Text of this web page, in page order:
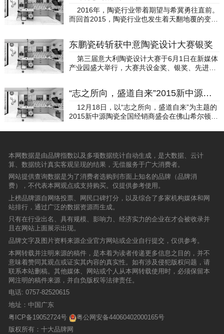
公司的核心业务是：小家电类、门窗五金类、水
暖器材类、高尔夫球球头推杆。MIM工艺解决了
目前传统工艺的几个痛点：1、材料上，解决传
决了精铸工艺交货时效长，小件没法量产的问题
3、成本上，解决了传统CNC加工高投资和高制
造成本的问题4、环保，零排放，绿色制造20年
来一直秉承：创新才是硬道理的理念，一直坚持
造的新型营销咨询公司，重点帮扶门窗中小型企
业，以企业的发展与需求为出发点，整合有利资
源，形成营销项目并组成专业服务团队，解决企
业在生产、研发、运营、推广、招商、销售等各
城）精准广告推流、凌芸商学院项目、精准招商
项目、抖音传播项目、GPT智能客服项目、正品
家居防伪查询、广告认证项目、品牌力提升项
目、产品卖点打造项目、VI/SI形象设计项目、店
度，通过对商户在红星美凯龙商场进营期间的信
用行为，进行一定的信用数据累积并进行相应的
评定分级，商户信用等级由高到低分为：五星级
一星级商户、以体现商户信用的情况。 雅士高
夫陶瓷进驻中山南区红星美凯龙以来，竭诚的为
中山消费者提供精诚服务，一站式的为消费者打
造现代、时尚国际和尊贵的个性舒适空间。在顾
良好的口碑。目前，很多到店选购雅士高夫现代
砖的客户都是老客户介绍而来，使雅士高夫成为
客户之间相互推荐并值得信赖的瓷砖品牌。 雅
士高夫陶瓷，是央视关注品牌，是陶瓷行业创新
工序严格把关，具有优质的产品质量，产品品类
瓷砖产品。此次获得“五星级商户”荣誉，是红星
美凯龙对雅士高夫的认可，更体现了广大消费者
对雅士高夫的信赖和肯定。
2016年，陶瓷行业带着期望与希冀勇往直前。
而回首2015，陶瓷行业也发生着天翻地覆的变
年的陶瓷行业注入新的驱动力。如2015年的行业
新生力量——玉石瓷砖品类，如平地一声春雷
响，给陶瓷行业带来了新的惊喜。 为了深入剖
析玉石瓷砖的前世今生，陶瓷品牌网、陶瓷网、
师网、陶瓷网、今日设计、美家网、陶卫网十大
媒体，联合进行2015玉石瓷砖发展状况年度调
查，看玉石瓷砖品类如何在2015年里“兴风作
浪”？
东鹏瓷砖斩获中意陶瓷设计大赛银奖
第三届意大利陶瓷设计大赛于6月1日在新媒体
产业园盛大举行，大赛共设金奖、银奖、先进技
认可以及组委会最权威的认证——荣获本次陶瓷
设计大赛的银奖。东鹏代表（右二）上台领取“中
意陶瓷设计大赛银奖”
“志之所向，盛道自来”2015新中源陶瓷全国经销商年会成功举办
12月18日，以“志之所向，盛道自来”为主题的
2015新中源陶瓷全国经销商盛会在佛山希尔顿大
总监、新中源品牌市场总监郭浩，广东新中源销
售中心副总经理、新中源金妆仿古砖事业部总经
理胡海军等企业领导，800多名新中源陶瓷优秀
经销商以及50多位媒体代表出席盛会。会议期
间，厂商领导嘉宾总结分享了新中源陶瓷在2014
年度的品牌发展成就，并对2015年的整体工作进
行高瞻远瞩的战略布局。新中源集团副总裁、新
中源建材有限公司总经理陈兴文广东新中源销售
中心负责人陈勤显
本网数据是由品牌指数以及多项数据统计自动生成，是大数据、云计
算、数据统计真实客观呈现的结果，无偿服务于广大消费者。
网站提供查询数据是为了消费者选购到市面上知名的品牌（品牌消
费），不代表本网观点或支持购买。仅提供参考使用。
上榜品牌源自网络投票、网民口碑打分，以及综合了多家机构媒体和网
站排行，通过广泛的数据资源而生成。
只有在行业出名、具有规模、影响力、经济实力的企业在才会被收录并
且在网站上面展示出现。
品牌文字及图片资料来源企业官方网站或企业自行提交，仅供参考。
本网转载并注明来源的稿件，是本着为读者传递更多信息之目的，并不
意味着赞同其观点或证实其内容的真实性。如有涉及侵犯版权问题，请
联系本站删稿。其他媒体、网站或个人从本网转载使用时，必须保留本
网注明的稿件来源，并自负版权等法律责任。
电话: 0757-82520615
地址：中国广东
粤ICP备19052724号
粤公网安备44060402000165号
版权所有：十大品牌网